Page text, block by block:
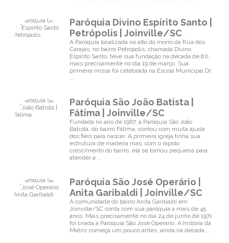
Paróquia Divino Espírito Santo |
Petrópolis | Joinville/SC
A Paróquia localizada no alto do morro da Rua dos
Carajás, no bairro Petrópolis, chamada Divino
Espírito Santo, teve sua fundação na década de 80,
mais precisamente no dia 19 de março. Sua
primeira missa foi celebrada na Escola Municipal Dr.
...
Paróquia São João Batista |
Fátima | Joinville/SC
Fundada no ano de 1967, a Paróquia São João
Batista, do bairro Fátima, contou com muita ajuda
dos fiéis para nascer. A primeira igreja tinha sua
estrutura de madeira mas, com o rápido
crescimento do bairro, ela se tornou pequena para
atender a ...
Paróquia São José Operário |
Anita Garibaldi | Joinville/SC
A comunidade do bairro Anita Garibaldi em
Joinville/SC conta com sua paróquia a mais de 45
anos. Mais precisamente no dia 24 de junho de 1971
foi criada a Paróquia São José Operário. A história da
Matriz começa um pouco antes, ainda na década...